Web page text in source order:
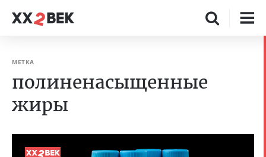
МЕТКА
полиненасыщенные
жиры